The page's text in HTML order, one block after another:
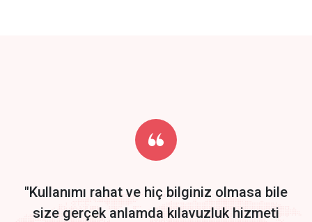
Start by trying our service for 30 days free trial no credit card
required.
"Kullanımı rahat ve hiç bilginiz olmasa bile
size gerçek anlamda kılavuzluk hizmeti